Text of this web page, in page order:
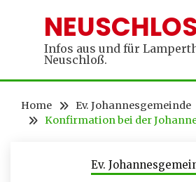
Infos aus und für
Neuschloß.
Home
Ev. Johannesgemeinde
Konfirmation bei der
Ev.